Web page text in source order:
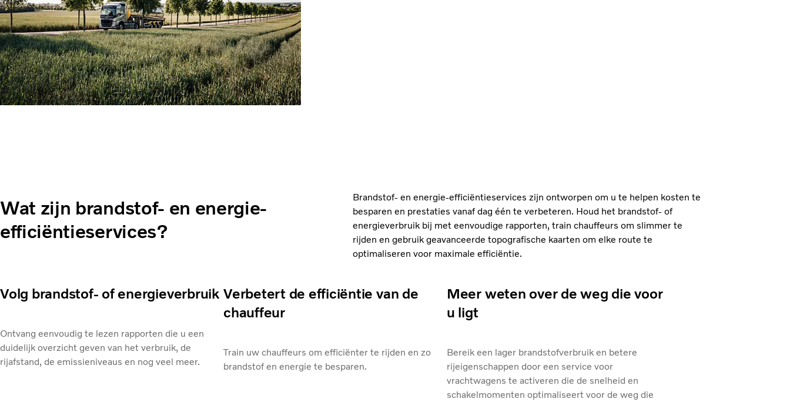
Wat zijn brandstof- en energie-
efficiëntieservices?
Brandstof- en energie-efficiëntieservices zijn ontworpen om u te helpen kosten te
besparen en prestaties vanaf dag één te verbeteren. Houd het brandstof- of
energieverbruik bij met eenvoudige rapporten, train chauffeurs om slimmer te
rijden en gebruik geavanceerde topografische kaarten om elke route te
optimaliseren voor maximale efficiëntie.
Volg brandstof- of energieverbruik
Ontvang eenvoudig te lezen rapporten die u een
duidelijk overzicht geven van het verbruik, de
rijafstand, de emissieniveaus en nog veel meer.
Verbetert de efficiëntie van de
chauffeur
Train uw chauffeurs om efficiënter te rijden en zo
brandstof en energie te besparen.
Meer weten over de weg die voor
u ligt
Bereik een lager brandstofverbruik en betere
rijeigenschappen door een service voor
vrachtwagens te activeren die de snelheid en
schakelmomenten optimaliseert voor de weg die